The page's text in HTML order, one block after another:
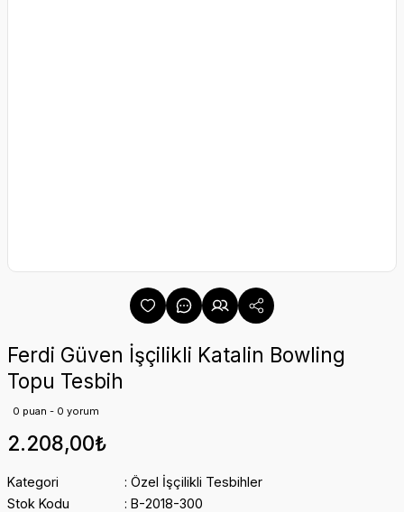
Ferdi Güven İşçilikli Katalin Bowling
Topu Tesbih
0 puan - 0 yorum
2.208,00₺
Kategori
Özel İşçilikli Tesbihler
Stok Kodu
B-2018-300